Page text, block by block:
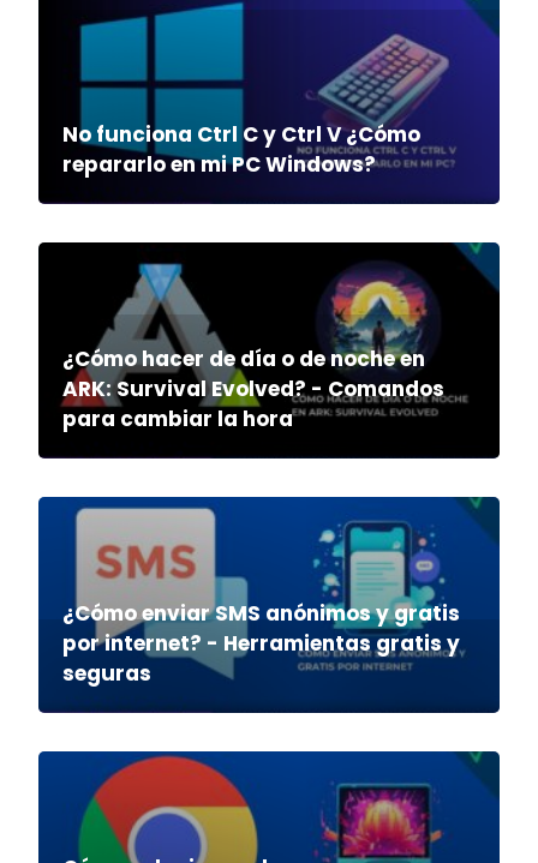
No funciona Ctrl C y Ctrl V ¿Cómo
repararlo en mi PC Windows?
¿Cómo hacer de día o de noche en
ARK: Survival Evolved? - Comandos
para cambiar la hora
¿Cómo enviar SMS anónimos y gratis
por internet? - Herramientas gratis y
seguras